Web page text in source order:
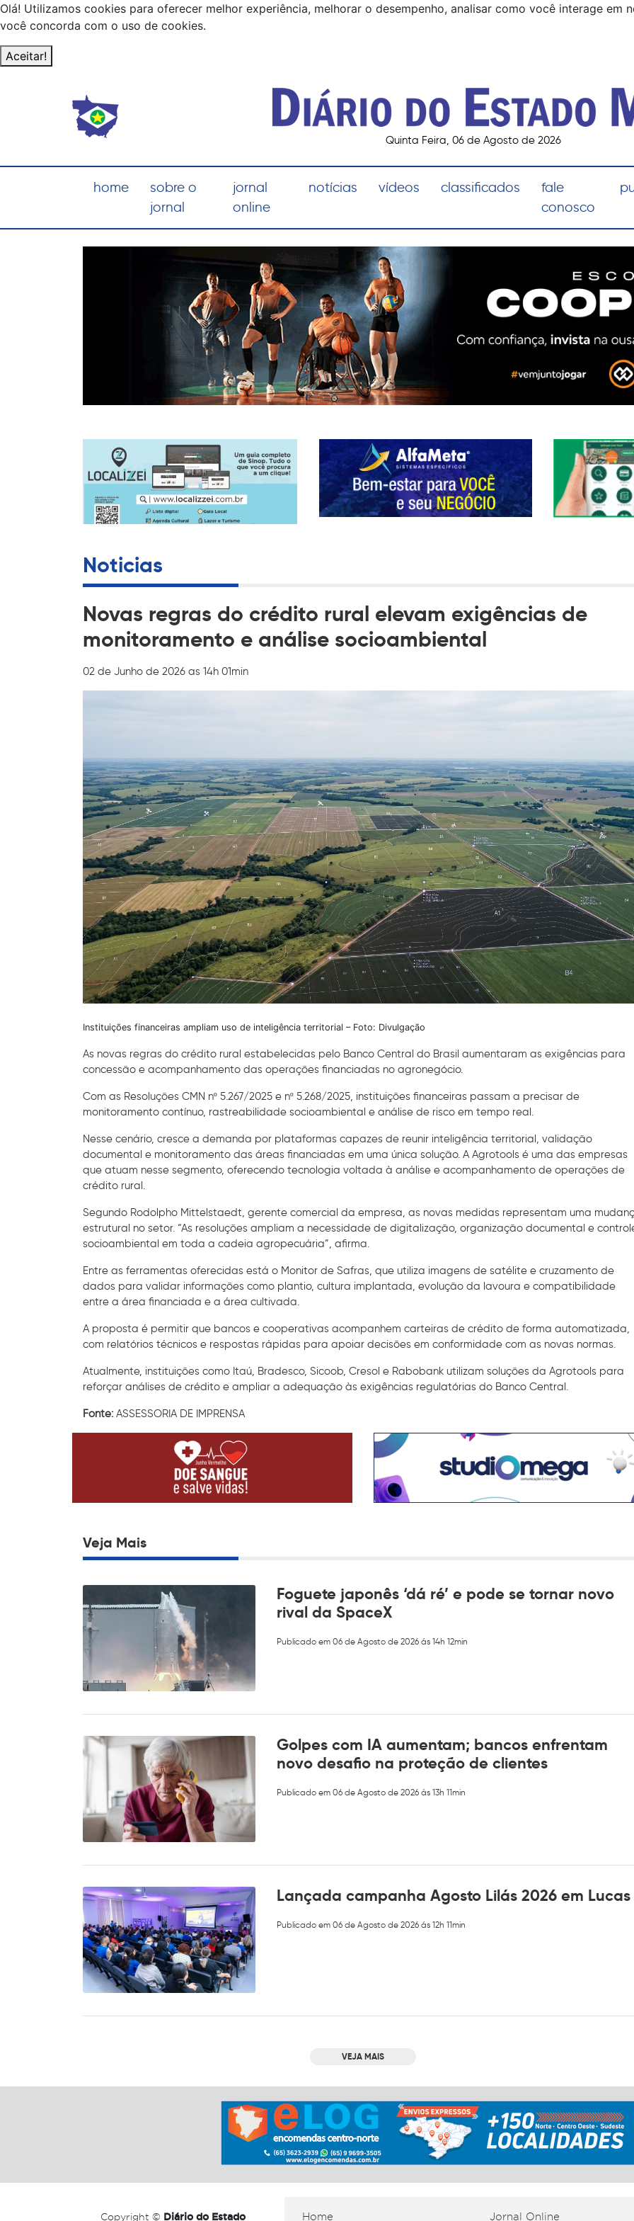
Olá! Utilizamos cookies para oferecer melhor experiência, melhorar o desempenho, analisar como você interage
você concorda com o uso de cookies.
Aceitar!
Quinta Feira, 06 de Agosto de 2026
home
sobre o
jornal
jornal
online
notícias vídeos classificados
fale
conosco
Noticias
Novas regras do crédito rural elevam exigências de
monitoramento e análise socioambiental
02 de Junho de 2026 as 14h 01min
Instituições financeiras ampliam uso de inteligência territorial – Foto: Divulgação
As novas regras do crédito rural estabelecidas pelo Banco Central do Brasil aumentaram as exigências para
concessão e acompanhamento das operações financiadas no agronegócio.
Com as Resoluções CMN nº 5.267/2025 e nº 5.268/2025, instituições financeiras passam a precisar de
monitoramento contínuo, rastreabilidade socioambiental e análise de risco em tempo real.
Nesse cenário, cresce a demanda por plataformas capazes de reunir inteligência territorial, validação
documental e monitoramento das áreas financiadas em uma única solução. A Agrotools é uma das empresas
que atuam nesse segmento, oferecendo tecnologia voltada à análise e acompanhamento de operações de
crédito rural.
Segundo Rodolpho Mittelstaedt, gerente comercial da empresa, as novas medidas representam uma
estrutural no setor. “As resoluções ampliam a necessidade de digitalização, organização documental e
socioambiental em toda a cadeia agropecuária”, afirma.
Entre as ferramentas oferecidas está o Monitor de Safras, que utiliza imagens de satélite e cruzamento de
dados para validar informações como plantio, cultura implantada, evolução da lavoura e compatibilidade
entre a área financiada e a área cultivada.
A proposta é permitir que bancos e cooperativas acompanhem carteiras de crédito de forma automatizada,
com relatórios técnicos e respostas rápidas para apoiar decisões em conformidade com as novas normas.
Atualmente, instituições como Itaú, Bradesco, Sicoob, Cresol e Rabobank utilizam soluções da Agrotools para
reforçar análises de crédito e ampliar a adequação às exigências regulatórias do Banco Central.
Fonte: ASSESSORIA DE IMPRENSA
Veja Mais
Foguete japonês ‘dá ré’ e pode se tornar novo
rival da SpaceX
Publicado em 06 de Agosto de 2026 ás 14h 12min
Golpes com IA aumentam; bancos enfrentam
novo desafio na proteção de clientes
Publicado em 06 de Agosto de 2026 ás 13h 11min
Lançada campanha Agosto Lilás 2026 em Lucas
Publicado em 06 de Agosto de 2026 ás 12h 11min
VEJA MAIS
Copyright © Diário do Estado Home Jornal Online